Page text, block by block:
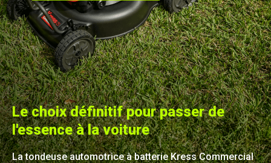
Le choix définitif pour passer de
l'essence à la voiture
La tondeuse automotrice à batterie Kress Commercial